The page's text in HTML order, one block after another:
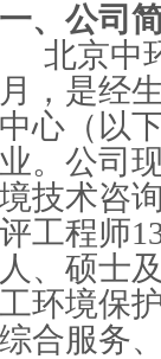
一、公司
北京中
月，是经
中心（以
业。公司
境技术咨
评工程师
人、硕士
工环境保
综合服务